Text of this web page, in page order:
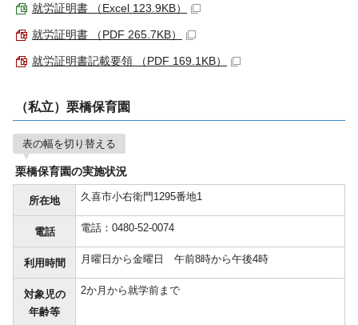
就労証明書 （Excel 123.9KB）
就労証明書 （PDF 265.7KB）
就労証明書記載要領 （PDF 169.1KB）
（私立）栗橋保育園
表の幅を切り替える
栗橋保育園の実施状況
所在地 久喜市小右衛門1295番地1
電話 電話：0480-52-0074
利用時間 月曜日から金曜日 午前8時から午後4時
対象児の
年齢等
2か月から就学前まで